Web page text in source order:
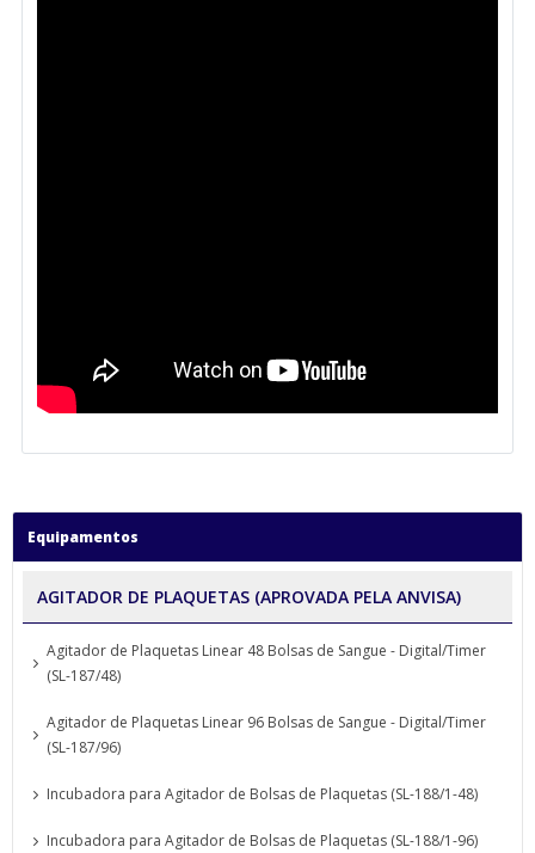
Equipamentos
AGITADOR DE PLAQUETAS (APROVADA PELA ANVISA)
Agitador de Plaquetas Linear 48 Bolsas de Sangue - Digital/Timer
(SL-187/48)
Agitador de Plaquetas Linear 96 Bolsas de Sangue - Digital/Timer
(SL-187/96)
Incubadora para Agitador de Bolsas de Plaquetas (SL-188/1-48)
Incubadora para Agitador de Bolsas de Plaquetas (SL-188/1-96)